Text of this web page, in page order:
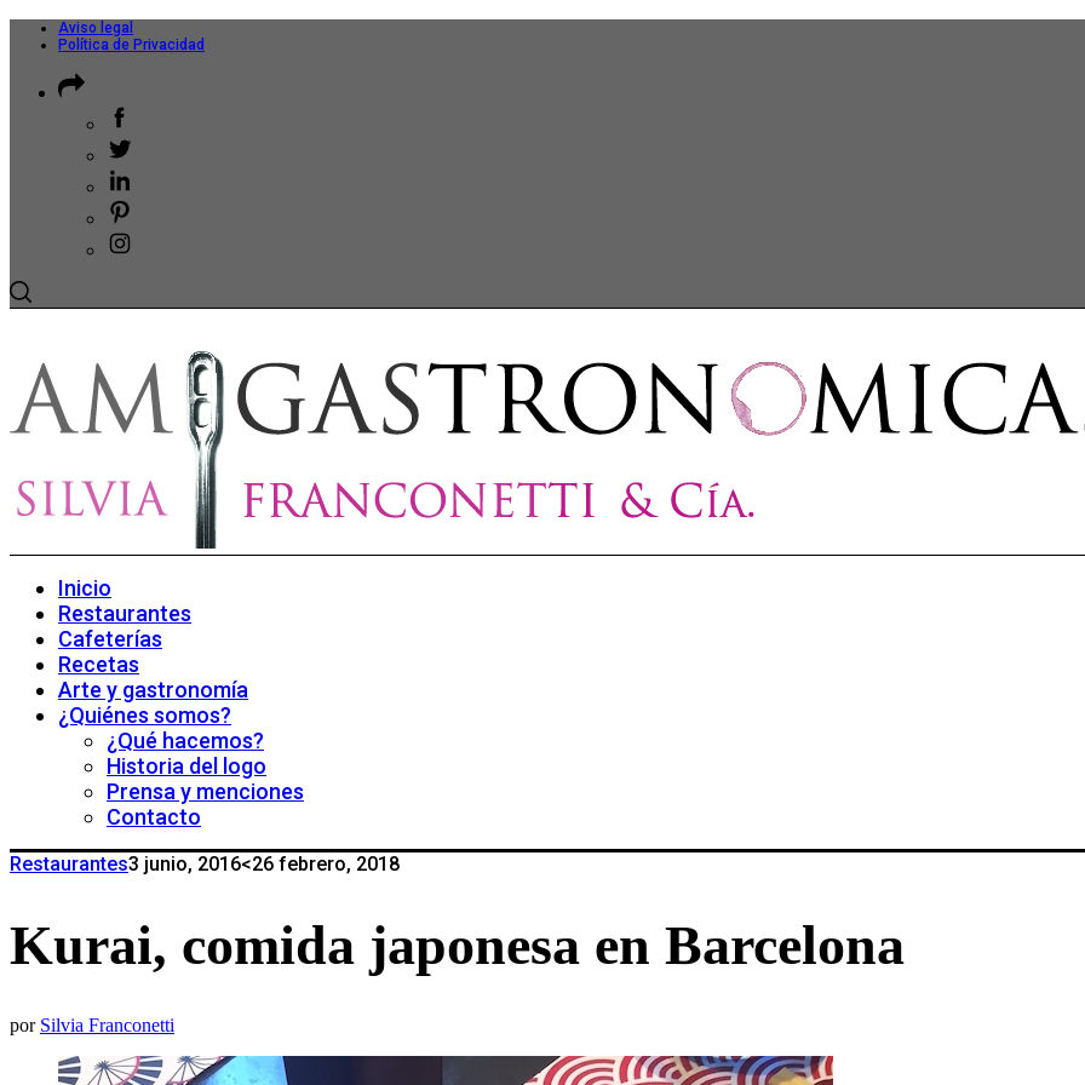
Aviso legal
Política de Privacidad
Inicio
Restaurantes
Cafeterías
Recetas
Arte y gastronomía
¿Quiénes somos?
¿Qué hacemos?
Historia del logo
Prensa y menciones
Contacto
Restaurantes3 junio, 2016<26 febrero, 2018
Kurai, comida japonesa en Barcelona
por Silvia Franconetti